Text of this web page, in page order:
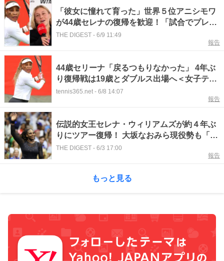
「彼女に憧れて育った」世界５位アニシモワ
が44歳セレナの復帰を歓迎！「試合でプレー
する姿を見るのが楽しみ」＜SMASH＞
THE DIGEST - 6/9 11:49
報告
44歳セリーナ「戻るつもりなかった」 4年ぶ
り復帰戦は19歳とダブルス出場へ＜女子テニ
ス＞
tennis365.net - 6/8 14:07
報告
伝説的女王セレナ・ウィリアムズが約４年ぶ
りにツアー復帰！ 大坂なおみら現役勢も「ク
ールなこと」と大歓迎＜SMASH＞
THE DIGEST - 6/3 17:00
報告
もっと見る